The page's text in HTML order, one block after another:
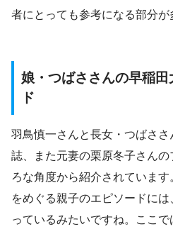
者にとっても参考になる部分が
娘・つばささんの早稲
ド
羽鳥慎一さんと長女・つばさ
誌、また元妻の栗原冬子さん
ろな角度から紹介されていま
をめぐる親子のエピソードに
っているみたいですね。ここ